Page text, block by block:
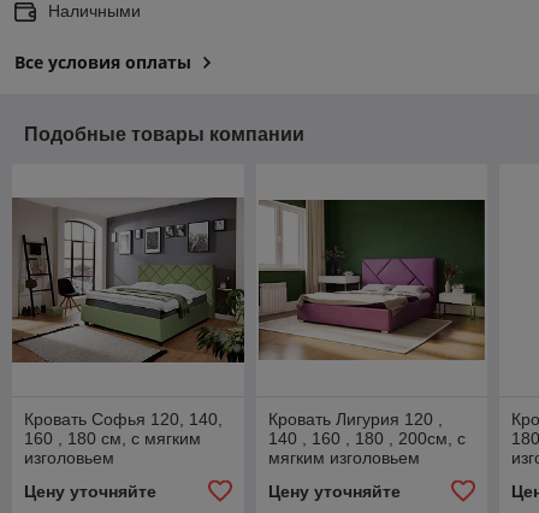
Наличными
Все условия оплаты
Подобные товары компании
Кровать Софья 120, 140,
160 , 180 см, с мягким
изголовьем
Цену уточняйте
Кровать Лигурия 120 ,
140 , 160 , 180 , 200см, с
мягким изголовьем
Цену уточняйте